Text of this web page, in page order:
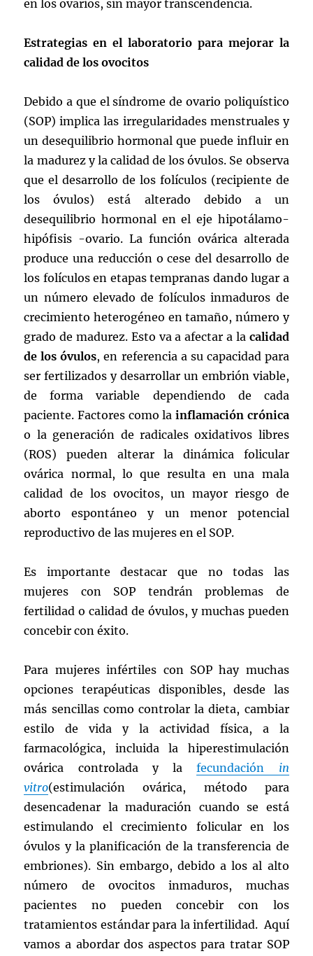
en los ovarios, sin mayor transcendencia.
Estrategias en el laboratorio para mejorar la
calidad de los ovocitos
Debido a que el síndrome de ovario poliquístico
(SOP) implica las irregularidades menstruales y
un desequilibrio hormonal que puede influir en
la madurez y la calidad de los óvulos. Se observa
que el desarrollo de los folículos (recipiente de
los óvulos) está alterado debido a un
desequilibrio hormonal en el eje hipotálamo-
hipófisis -ovario. La función ovárica alterada
produce una reducción o cese del desarrollo de
los folículos en etapas tempranas dando lugar a
un número elevado de folículos inmaduros de
crecimiento heterogéneo en tamaño, número y
grado de madurez. Esto va a afectar a la calidad
de los óvulos, en referencia a su capacidad para
ser fertilizados y desarrollar un embrión viable,
de forma variable dependiendo de cada
paciente. Factores como la inflamación crónica
o la generación de radicales oxidativos libres
(ROS) pueden alterar la dinámica folicular
ovárica normal, lo que resulta en una mala
calidad de los ovocitos, un mayor riesgo de
aborto espontáneo y un menor potencial
reproductivo de las mujeres en el SOP.
Es importante destacar que no todas las
mujeres con SOP tendrán problemas de
fertilidad o calidad de óvulos, y muchas pueden
concebir con éxito.
Para mujeres infértiles con SOP hay muchas
opciones terapéuticas disponibles, desde las
más sencillas como controlar la dieta, cambiar
estilo de vida y la actividad física, a la
farmacológica, incluida la hiperestimulación
ovárica controlada y lafecundación in
vitro(estimulación ovárica, método para
desencadenar la maduración cuando se está
estimulando el crecimiento folicular en los
óvulos y la planificación de la transferencia de
embriones). Sin embargo, debido a los al alto
número de ovocitos inmaduros, muchas
pacientes no pueden concebir con los
tratamientos estándar para la infertilidad. Aquí
vamos a abordar dos aspectos para tratar SOP